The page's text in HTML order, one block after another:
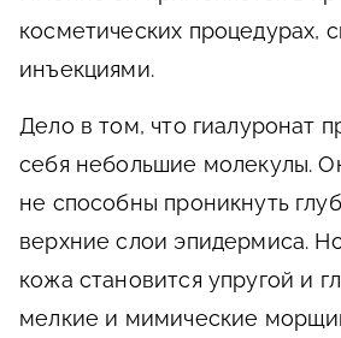
косметических процедурах,
инъекциями.
Дело в том, что гиалуронат
себя небольшие молекулы.
не способны проникнуть
верхние слои эпидермиса.
кожа становится упругой и
мелкие и мимические